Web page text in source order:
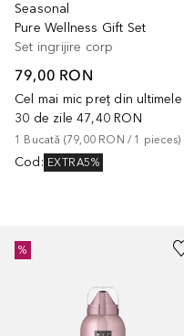
Seasonal
Pure Wellness Gift Set
Set ingrijire corp
79,00 RON
Cel mai mic preț din ultimele
30 de zile 47,40 RON
1 Bucată (79,00 RON / 1 pieces)
Cod : EXTRA5%
%